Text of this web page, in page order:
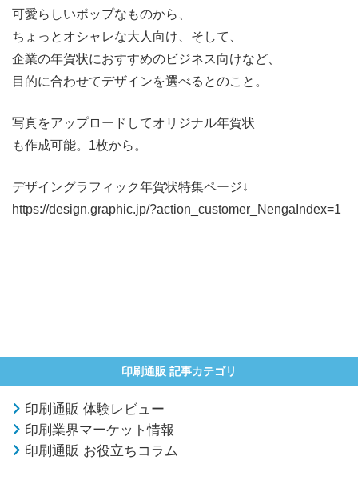
可愛らしいポップなものから、
ちょっとオシャレな大人向け、そして、
企業の年賀状におすすめのビジネス向けなど、
目的に合わせてデザインを選べるとのこと。
写真をアップロードしてオリジナル年賀状
も作成可能。1枚から。
デザイングラフィック年賀状特集ページ↓
https://design.graphic.jp/?action_customer_NengaIndex=1
印刷通販 記事カテゴリ
印刷通販 体験レビュー
印刷業界マーケット情報
印刷通販 お役立ちコラム